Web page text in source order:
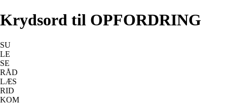
Krydsord til OPFORDRING
SU
LE
SE
RÅD
LÆS
RID
KOM